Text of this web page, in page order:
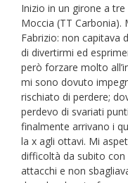
Inizio in un girone a
Moccia (TT Carbonia).
Fabrizio: non capitava
di divertirmi ed
però forzare molto
mi sono dovuto
rischiato di perdere;
perdevo di svariati
finalmente arrivano i
la x agli ottavi. Mi
difficoltà da subito con
attacchi e non